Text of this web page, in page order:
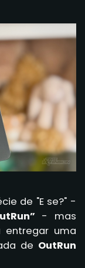
de "E se?" -
- mas
entregar uma
de OutRun